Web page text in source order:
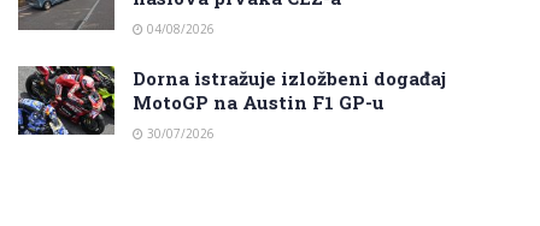
04/08/2026
Dorna istražuje izložbeni događaj
MotoGP na Austin F1 GP-u
30/07/2026